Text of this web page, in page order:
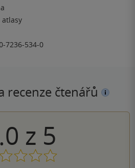
atlasy
7236-534-0
recenze čtenářů
z 5